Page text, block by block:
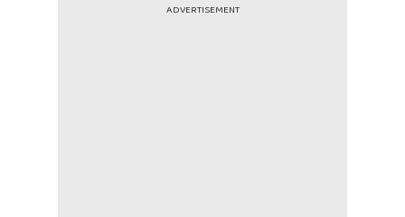
ADVERTISEMENT